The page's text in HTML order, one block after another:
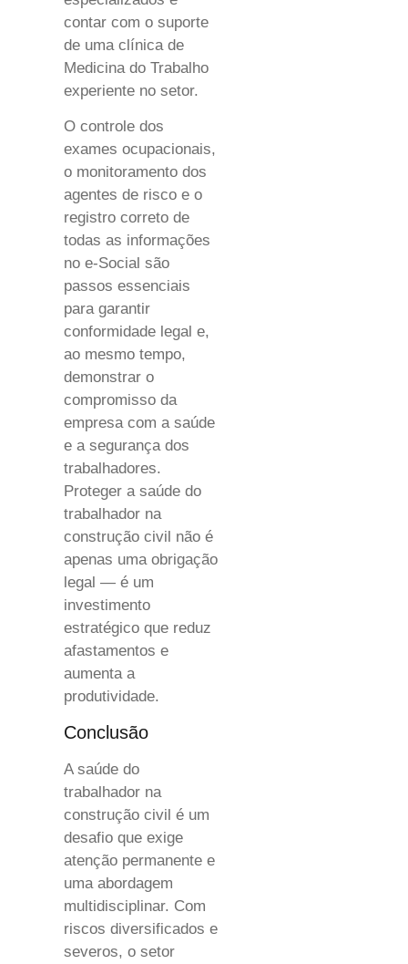
contar com o suporte
de uma clínica de
Medicina do Trabalho
experiente no setor.
O controle dos
exames ocupacionais,
o monitoramento dos
agentes de risco e o
registro correto de
todas as informações
no e-Social são
passos essenciais
para garantir
conformidade legal e,
ao mesmo tempo,
demonstrar o
compromisso da
empresa com a saúde
e a segurança dos
trabalhadores.
Proteger a saúde do
trabalhador na
construção civil não é
apenas uma obrigação
legal — é um
investimento
estratégico que reduz
afastamentos e
aumenta a
produtividade.
Conclusão
A saúde do
trabalhador na
construção civil é um
desafio que exige
atenção permanente e
uma abordagem
multidisciplinar. Com
riscos diversificados e
severos, o setor